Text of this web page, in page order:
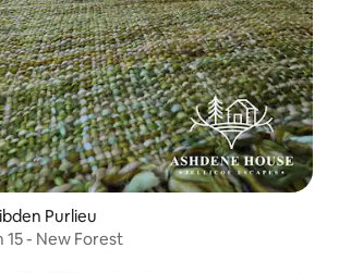
Purlieu
15 - New Forest